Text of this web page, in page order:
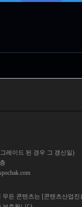
레이드 된 경우 그 갱신일)
무든 콘텐츠는 [콘텐츠산업